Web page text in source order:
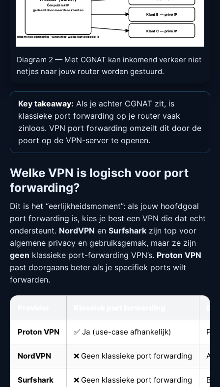
Één publiek IP
gedeeld door meerdere klanten
Klant B — privé IP
Klant C — privé IP
Inkomende connecties “weten niet” welke klant bedoeld is
Diagram 2 — Met CGNAT kan inkomend verkeer niet
netjes naar jouw router worden gestuurd.
Key takeaway: Als je achter CGNAT zit, is
klassieke port forwarding op je router vaak
zinloos. VPN port forwarding omzeilt dit door de
poort op de VPN-server te openen.
Welke VPN is logisch voor port
forwarding?
Dit is het “eerlijkheidsmoment”: als jouw hoofdgoal
port forwarding is, kies je best een VPN die dat echt
ondersteunt. NordVPN en Surfshark zijn top voor
algemene privacy en gebruiksgemak, maar ze zijn
geen klassieke port-forwarding VPN’s. Proton VPN
past doorgaans beter als je specifiek ports wilt
forwarden.
Proton VPN ✅ Ja (use-case afhankelijk)
NordVPN ❌ Geen klassieke port forwarding All-
Surfshark ❌ Geen klassieke port forwarding